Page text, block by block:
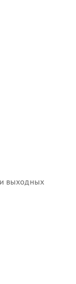
выходных